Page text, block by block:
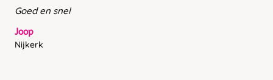
Goed en snel
Joop
Nijkerk